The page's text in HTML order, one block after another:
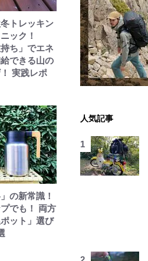
トレッキン
ック！
ち」でエネ
できる山の
！ 実践レポ
の新常識！
でも！ 両方
ット」選び
人気記事